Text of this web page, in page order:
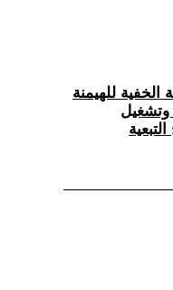
الخفية للهيمنة
وتشغيل